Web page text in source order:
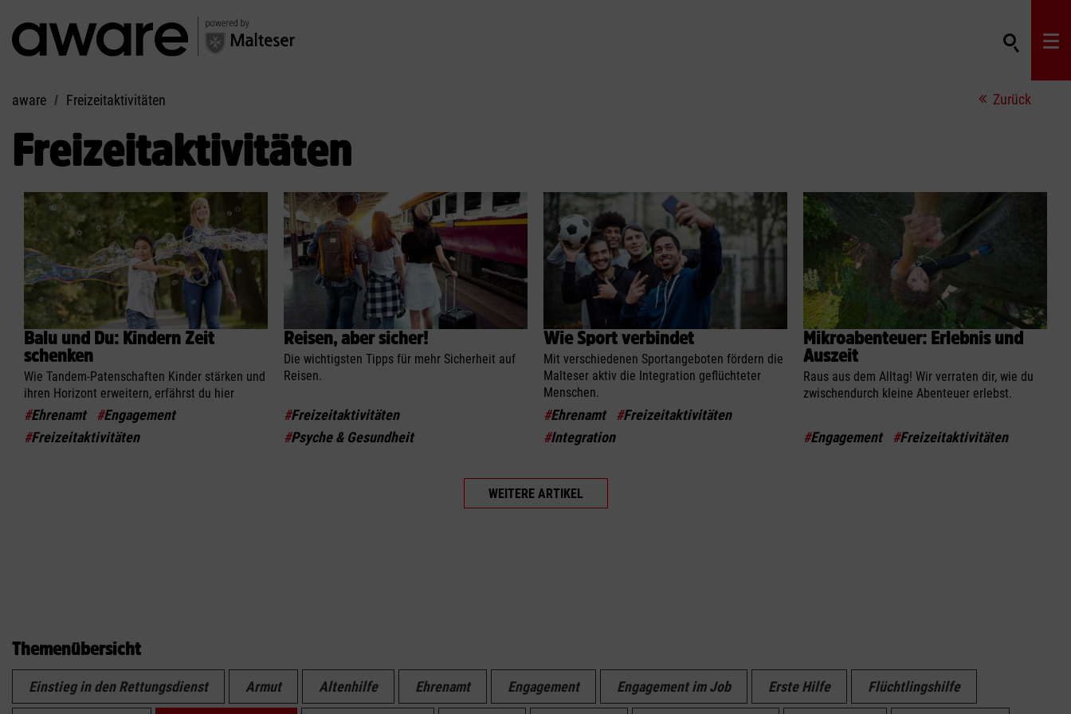
aware Freizeitaktivitäten Zurück
Freizeitaktivitäten
Balu und Du: Kindern Zeit
schenken
Wie Tandem-Patenschaften Kinder stärken und
ihren Horizont erweitern, erfährst du hier
#Ehrenamt #Engagement
#Freizeitaktivitäten
Reisen, aber sicher!
Die wichtigsten Tipps für mehr Sicherheit auf
Reisen.
#Freizeitaktivitäten
#Psyche & Gesundheit
Wie Sport verbindet
Mit verschiedenen Sportangeboten fördern die
Malteser aktiv die Integration geflüchteter
Menschen.
#Ehrenamt #Freizeitaktivitäten
#Integration
Mikroabenteuer: Erlebnis und
Auszeit
Raus aus dem Alltag! Wir verraten dir, wie du
zwischendurch kleine Abenteuer erlebst.
#Engagement #Freizeitaktivitäten
WEITERE ARTIKEL
Themenübersicht
Einstieg in den Rettungsdienst Armut Altenhilfe Ehrenamt Engagement Engagement im Job Erste Hilfe Flüchtlingshilfe